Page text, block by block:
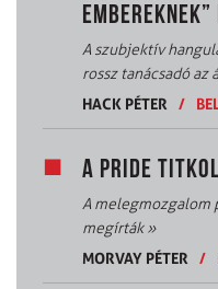
A szubjektív
rossz tanácsadó
HACK PÉTER
/
A PRIDE
A
megírták»
MORVAY PÉTER
/